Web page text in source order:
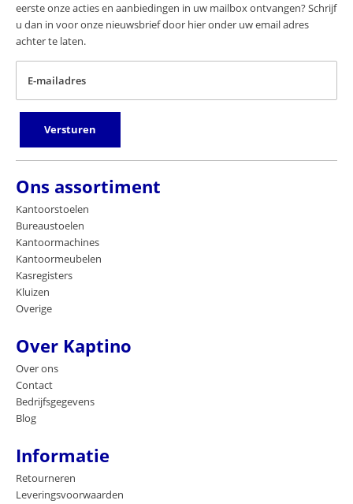
eerste onze acties en aanbiedingen in uw mailbox ontvangen? Schrijf
u dan in voor onze nieuwsbrief door hier onder uw email adres
achter te laten.
E-mailadres
Versturen
Ons assortiment
Kantoorstoelen
Bureaustoelen
Kantoormachines
Kantoormeubelen
Kasregisters
Kluizen
Overige
Over Kaptino
Over ons
Contact
Bedrijfsgegevens
Blog
Informatie
Retourneren
Leveringsvoorwaarden